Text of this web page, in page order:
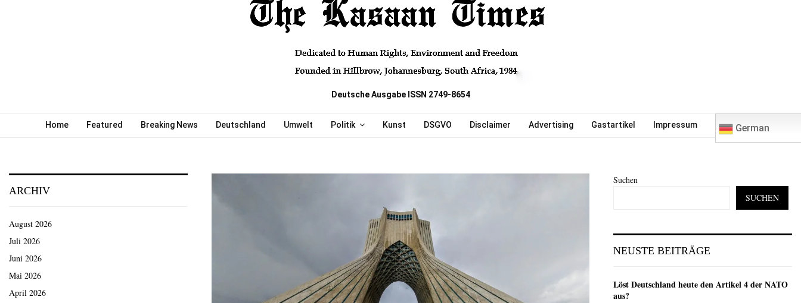
Deutsche Ausgabe ISSN 2749-8654
Home Featured Breaking News Deutschland Umwelt Politik Kunst DSGVO Disclaimer Advertising Gastartikel Impressum German
ARCHIV
August 2026
Juli 2026
Juni 2026
Mai 2026
April 2026
Suchen
SUCHEN
NEUSTE BEITRÄGE
Löst Deutschland heute den Artikel 4 der NATO
aus?